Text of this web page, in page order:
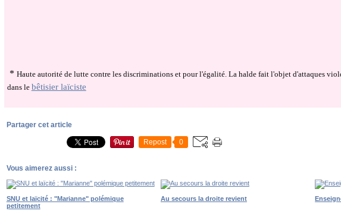
* Haute autorité de lutte contre les discriminations et pour l'égalité. La halde fait l'objet d'attaques
dans le bêtisier laïciste
Partager cet article
Repost 0
Vous aimerez aussi :
SNU et laïcité : "Marianne" polémique
petitement
Au secours la droite revient